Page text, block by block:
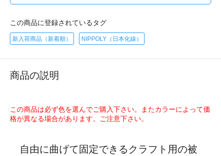
この商品に登録されているタグ
新入荷商品（新着順） NIPPOLY（日本化線）
商品の説明
この商品は必ず色を選んでご購入下さい。またカラーによって価
格が異なる場合があります。ご注意下さい。
自由に曲げて固定できるクラフト用の被